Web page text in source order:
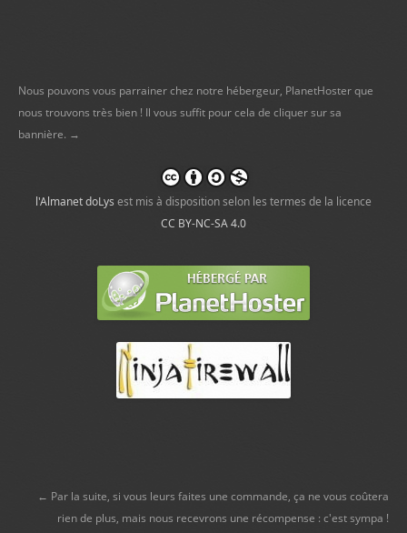
Nous pouvons vous parrainer chez notre hébergeur, PlanetHoster que
nous trouvons très bien ! Il vous suffit pour cela de cliquer sur sa
bannière. →
l'Almanet doLys est mis à disposition selon les termes de la licence
CC BY-NC-SA 4.0
← Par la suite, si vous leurs faites une commande, ça ne vous coûtera
rien de plus, mais nous recevrons une récompense : c'est sympa !